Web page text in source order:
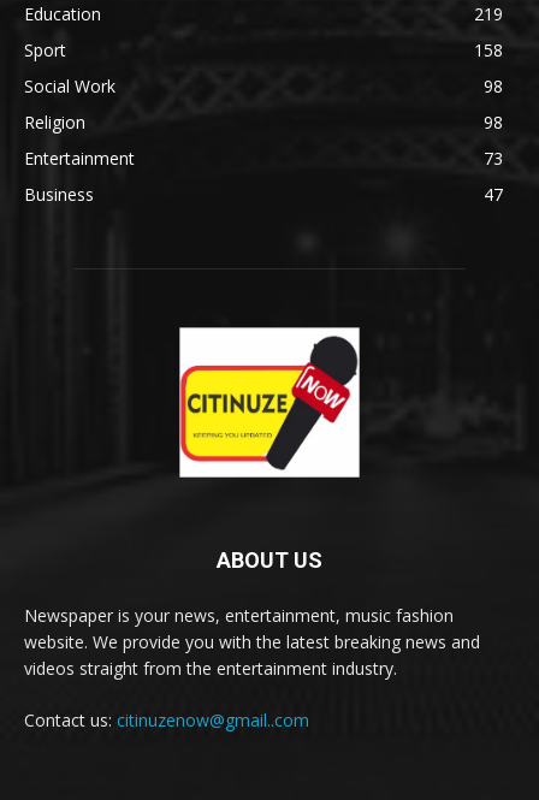
Education
219
Sport
158
Social Work
98
Religion
98
Entertainment
73
Business
47
ABOUT US
Newspaper is your news, entertainment, music fashion
website. We provide you with the latest breaking news and
videos straight from the entertainment industry.
Contact us: citinuzenow@gmail..com